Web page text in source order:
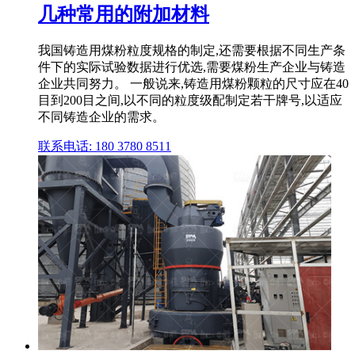
几种常用的附加材料
我国铸造用煤粉粒度规格的制定,还需要根据不同生产条
件下的实际试验数据进行优选,需要煤粉生产企业与铸造
企业共同努力。 一般说来,铸造用煤粉颗粒的尺寸应在40
目到200目之间,以不同的粒度级配制定若干牌号,以适应
不同铸造企业的需求。
联系电话: 180 3780 8511